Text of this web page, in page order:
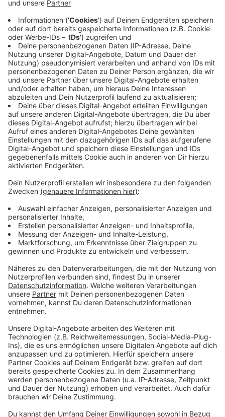
Räumlichkeiten sein, die sich anmieten lassen.
Für einen kurzen Überblick lassen sich die
verschiedenen Corona-Vorschriften für Feiern ganz
einfach unterscheiden:
Private Feiern: Auf privaten Veranstaltungen oder
Feiern gibt es zurzeit keine besonderen Vorschriften
und auch keine
Anzeige
Private Feiern: Auf privaten Veranstaltungen oder
Feiern gibt es zurzeit keine besonderen
Private Feiern im öffentlichen Raum: Bei
ganz genau geplant werden, welche Menschen
eingeladen werden, damit die Obergrenze von 150
Personen nicht überschritten wird. Ebenso
müssen Hygienemaßnahmen angepasst und
50 Gästen, muss die Stadtverwaltung mindestens
3 Werktage vorher informiert werden.
Betriebliche Feiern: Betriebsfeiern sind nach
Paragraph 4 der Coronaschutzverordnung in
öffentlichen Raum, beispielsweise einem
Restaurant stattfinden, gelten die Vorschriften
des Lokals vor Ort. Wenn im eigenen Haus, das
heißt in der Firma,gefeiert wird, gelten dieselben
Regelnwie bei der Arbeit.
Anzeige